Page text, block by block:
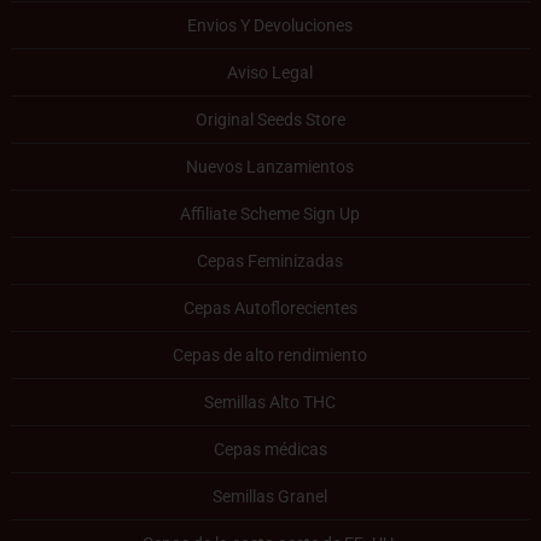
Envios Y Devoluciones
Aviso Legal
Original Seeds Store
Nuevos Lanzamientos
Affiliate Scheme Sign Up
Cepas Feminizadas
Cepas Autoflorecientes
Cepas de alto rendimiento
Semillas Alto THC
Cepas médicas
Semillas Granel